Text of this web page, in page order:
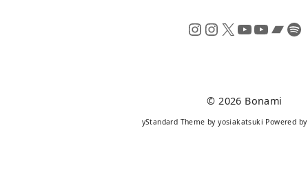
InstagramInstagramX YouTube YouTube Bandcamp Spotify
© 2026 Bonami
yStandard Theme byyosiakatsuki Powered by